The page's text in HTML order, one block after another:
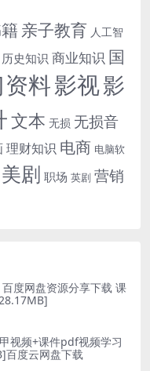
亲子教育 人工智
历史知识 商业知识 国
料影视影
文本 无损 无损音
理财知识 电商 电脑软
美剧 职场 英剧 营销
度网盘资源分享下载 课
视频+课件pdf视频学习
百度云网盘下载